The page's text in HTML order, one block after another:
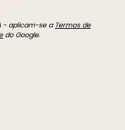
- aplicam-se a Termos de
do Google.